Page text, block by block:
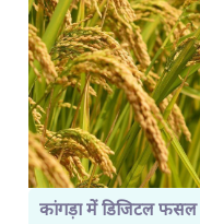
कांगड़ा में डिजिटल फसल